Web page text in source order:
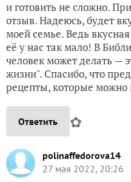
и готовить не сложно.
отзыв. Надеюсь, будет
моей семье. Ведь
её у нас так мало! В
человек может делать —
жизни". Спасибо, что
рецепты, которые можно
Ответить ✿
polinaffedorova14
27 мая 2022, 20:26